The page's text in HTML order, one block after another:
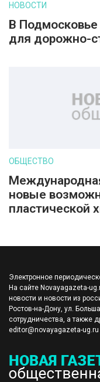
НОВОСТИ
В
для дорожно-
ОБЩЕСТВО
новые
пластической
Электронное
На сайте Novayagazeta-
новости и новости из
Ростов-на-Дону, ул.
сотрудничества, а также
editor@novayagazeta-ug.ru